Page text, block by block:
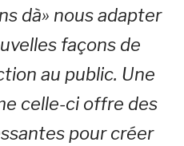
dà» nous adapter
façons de
au public. Une
celle-ci offre des
pour créer